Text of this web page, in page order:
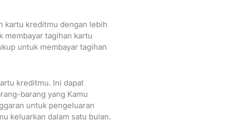
kartu kreditmu dengan lebih
membayar tagihan kartu
untuk membayar tagihan
kreditmu. Ini dapat
barang yang Kamu
untuk pengeluaran
keluarkan dalam satu bulan.